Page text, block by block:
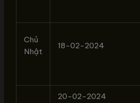
Chủ
Nhật
18-02-2024
20-02-2024